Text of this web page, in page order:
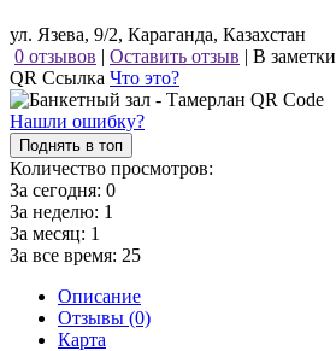
ул. Язева, 9/2, Караганда, Казахстан
0 отзывов | Оставить отзыв | В заметки
QR Ссылка Что это?
Нашли ошибку?
Поднять в топ
Количество просмотров:
За сегодня: 0
За неделю: 1
За месяц: 1
За все время: 25
Описание
Отзывы (0)
Карта